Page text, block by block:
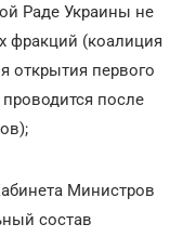
Раде Украины не
фракций (коалиция
открытия первого
после
Министров
состав